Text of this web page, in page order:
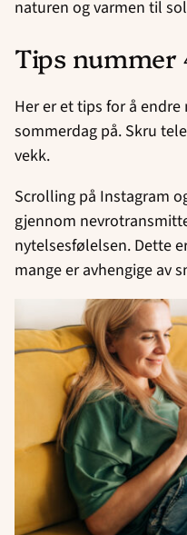
naturen og varmen til
Tips nummer
Her er et tips for å
sommerdag på. Skru
vekk.
Scrolling på Instagram
gjennom
nytelsesfølelsen. Dette
mange er avhengige av